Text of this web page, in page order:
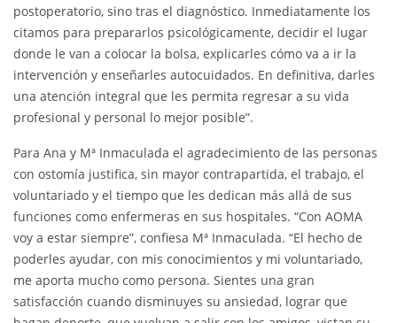
postoperatorio, sino tras el diagnóstico. Inmediatamente los
citamos para prepararlos psicológicamente, decidir el lugar
donde le van a colocar la bolsa, explicarles cómo va a ir la
intervención y enseñarles autocuidados. En definitiva, darles
una atención integral que les permita regresar a su vida
profesional y personal lo mejor posible”.
Para Ana y Mª Inmaculada el agradecimiento de las personas
con ostomía justifica, sin mayor contrapartida, el trabajo, el
voluntariado y el tiempo que les dedican más allá de sus
funciones como enfermeras en sus hospitales. “Con AOMA
voy a estar siempre”, confiesa Mª Inmaculada. “El hecho de
poderles ayudar, con mis conocimientos y mi voluntariado,
me aporta mucho como persona. Sientes una gran
satisfacción cuando disminuyes su ansiedad, lograr que